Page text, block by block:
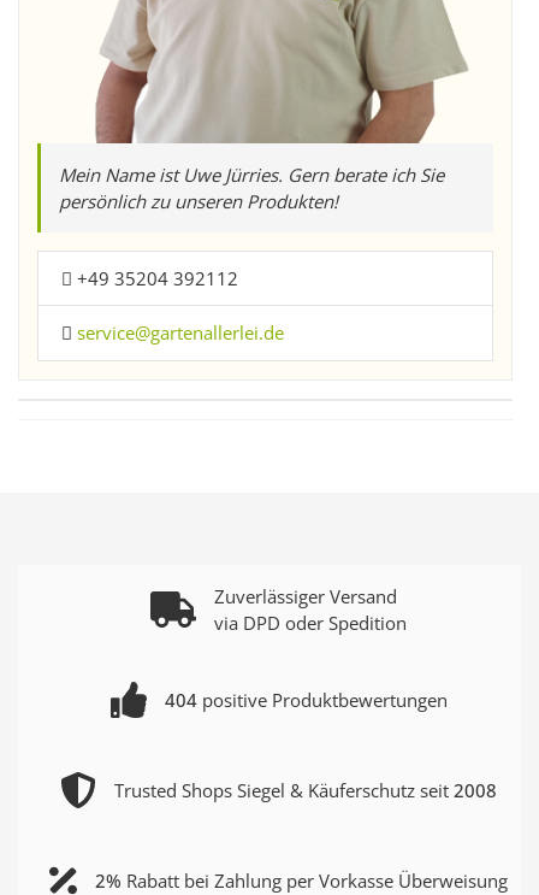
Mein Name ist Uwe Jürries. Gern berate ich Sie
persönlich zu unseren Produkten!
+49 35204 392112
service@gartenallerlei.de
Zuverlässiger Versand
via DPD oder Spedition
404positive Produktbewertungen
Trusted Shops Siegel & Käuferschutz seit 2008
2% Rabatt bei Zahlung per Vorkasse Überweisung